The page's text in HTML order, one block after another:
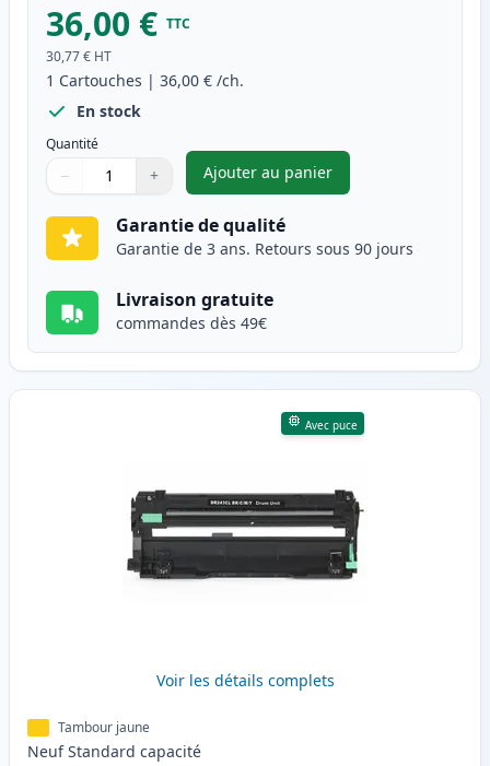
36,00 € TTC
30,77 € HT
1 Cartouches | 36,00 € /ch.
En stock
Quantité
Quantité
Utilisez les boutons pour ajuster
− +
Quantité
Ajouter au panier
,Brother TN247 (TN243)
Garantie de qualité
Garantie de 3 ans. Retours sous 90 jours
Livraison gratuite
commandes dès 49€
Avec puce
Voir les détails complets
Tambour jaune
Neuf Standard capacité